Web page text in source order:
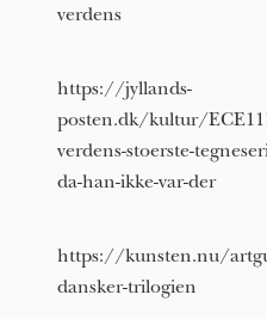
verdens
https://jyllands-
posten.dk/kultur/
verdens-stoerste-
da-han-ikke-var-der
https://kunsten.nu/
dansker-trilogien